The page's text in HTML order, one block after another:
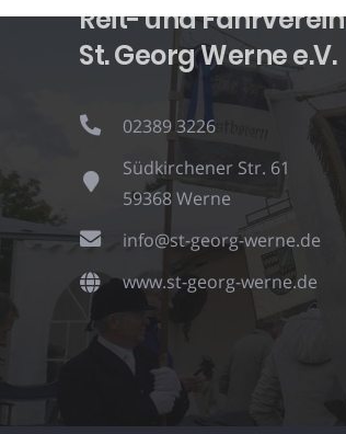
Reit- und Fahrverein
St. Georg Werne e.V.
02389 3226
Südkirchener Str. 61
59368 Werne
info@st-georg-werne.de
www.st-georg-werne.de